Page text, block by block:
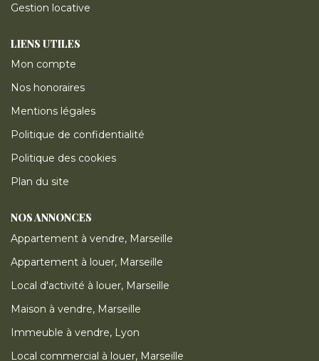
Gestion locative
LIENS UTILES
Mon compte
Nos honoraires
Mentions légales
Politique de confidentialité
Politique des cookies
Plan du site
NOS ANNONCES
Appartement à vendre, Marseille
Appartement à louer, Marseille
Local d'activité à louer, Marseille
Maison à vendre, Marseille
Immeuble à vendre, Lyon
Local commercial à louer, Marseille